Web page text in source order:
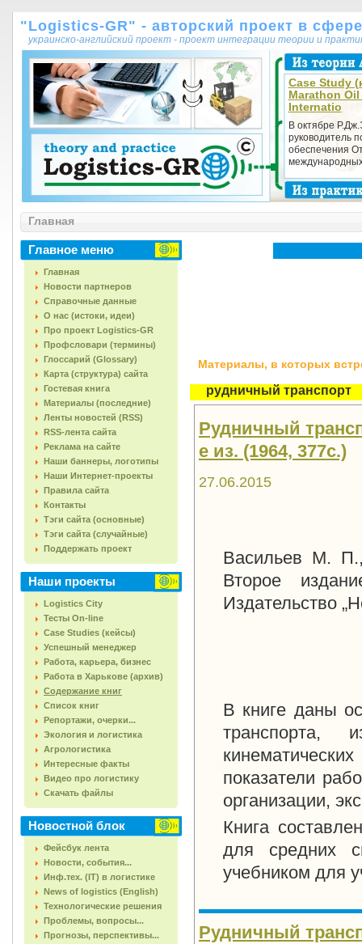
"Logistics-GR" - авторский проект в
украинско-английский проект - проект интеграции теории и
Case Study
Marathon
Internatio
В октябре
руководитель
обеспечения
Главная
Главное меню
Главная
Новости партнеров
Справочные данные
О нас (истоки, идеи)
Про проект Logistics-GR
Профсловари (термины)
Глоссарий (Glossary)
Карта (структура) сайта
Гостевая книга
Материалы (последние)
Ленты новостей (RSS)
RSS-лента сайта
Реклама на сайте
Наши баннеры, логотипы
Наши Интернет-проекты
Правила сайта
Контакты
Тэги сайта (основные)
Тэги сайта (случайные)
Поддержать проект
Наши проекты
Logistics City
Тесты On-line
Case Studies (кейсы)
Успешный менеджер
Работа, карьера, бизнес
Работа в Харькове (архив)
Содержание книг
Список книг
Репортажи, очерки...
Экология и логистика
Агрологистика
Интересные факты
Видео про логистику
Скачать файлы
Новостной блок
Фейсбук лента
Новости, события...
Инф.тех. (IT) в логистике
News of logistics (English)
Технологические решения
Проблемы, вопросы...
Прогнозы, перспективы...
Материалы, в которых
рудничный транспорт
Рудничный
е из. (1964, 377с.)
27.06.2015
Васильев М.
Второе
Издательство
В книге даны
транспорта,
показатели
организации,
Книга
для средних
учебником для
Рудничный